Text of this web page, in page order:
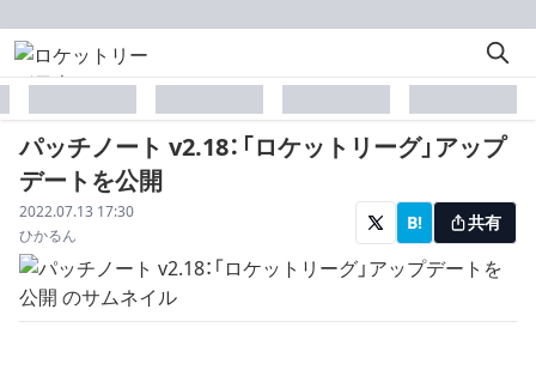
パッチノート v2.18：「ロケットリーグ」アップ
デートを公開
配信日
2022.07.13 17:30
著者
ひかるん
B! 共有